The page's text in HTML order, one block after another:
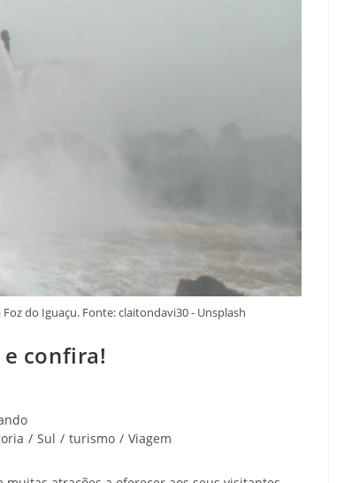
do Iguaçu. Fonte: claitondavi30 - Unsplash
e confira!
/ Sul / turismo / Viagem